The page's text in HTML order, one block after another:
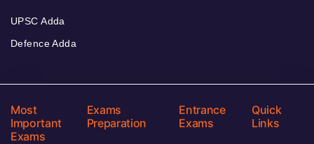
UPSC Adda
Defence Adda
Most
Important
Exams
Exams
Preparation
Entrance
Exams
Quick
Links